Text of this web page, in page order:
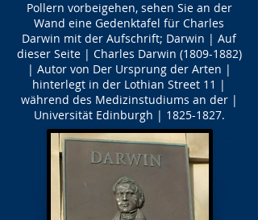
Pollern vorbeigehen, sehen Sie an der
Wand eine Gedenktafel für Charles
Darwin mit der Aufschrift; Darwin | Auf
dieser Seite | Charles Darwin (1809-1882)
| Autor von Der Ursprung der Arten |
hinterlegt in der Lothian Street 11 |
während des Medizinstudiums an der |
Universität Edinburgh | 1825-1827.